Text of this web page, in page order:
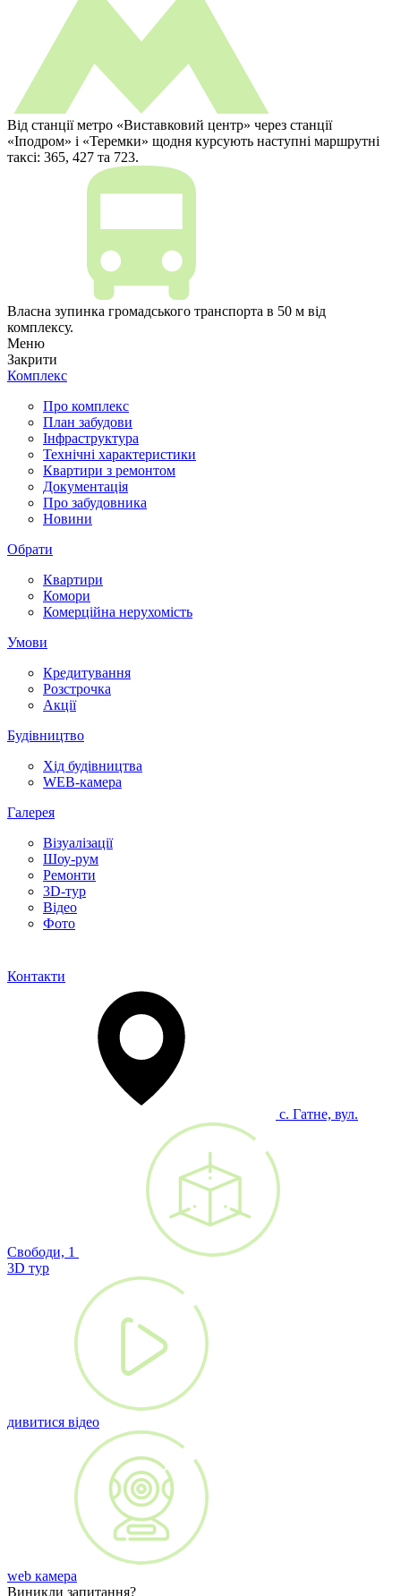
Від станції метро «Виставковий центр» через станції
«Іподром» і «Теремки» щодня курсують наступні маршрутні
таксі: 365, 427 та 723.
Власна зупинка громадського транспорта в 50 м від
комплексу.
Меню
Закрити
Комплекс
Про комплекс
План забудови
Інфраструктура
Технічні характеристики
Квартири з ремонтом
Документація
Про забудовника
Новини
Обрати
Квартири
Комори
Комерційна нерухомість
Умови
Кредитування
Розстрочка
Акції
Будівництво
Хід будівництва
WEB-камера
Галерея
Візуалізації
Шоу-рум
Ремонти
3D-тур
Відео
Фото
Контакти
с. Гатне, вул.
Свободи, 1
3D тур
дивитися відео
web камера
Виникли запитання?